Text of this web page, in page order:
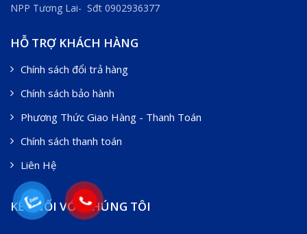
NPP Tương Lai- Sđt 0902936377
HỖ TRỢ KHÁCH HÀNG
Chính sách đổi trả hàng
Chính sách bảo hành
Phương Thức Giao Hàng - Thanh Toán
Chính sách thanh toán
Liên Hệ
KẾT NỐI VỚI CHÚNG TÔI